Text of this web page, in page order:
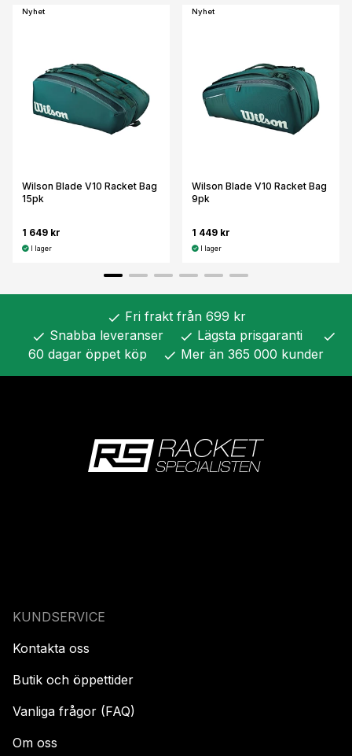
Nyhet
Wilson Blade V10 Racket Bag
15pk
1 649 kr
I lager
Nyhet
Wilson Blade V10 Racket Bag
9pk
1 449 kr
I lager
check Fri frakt från 699 kr
check Snabba leveranser check Lägsta prisgaranti check
60 dagar öppet köp check Mer än 365 000 kunder
KUNDSERVICE
Kontakta oss
Butik och öppettider
Vanliga frågor (FAQ)
Om oss